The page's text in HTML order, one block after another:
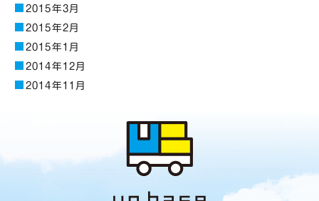
2015年3月
2015年2月
2015年1月
2014年12月
2014年11月